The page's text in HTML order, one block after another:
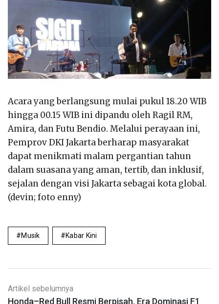
Acara yang berlangsung mulai pukul 18.20 WIB
hingga 00.15 WIB ini dipandu oleh Ragil RM,
Amira, dan Futu Bendio. Melalui perayaan ini,
Pemprov DKI Jakarta berharap masyarakat
dapat menikmati malam pergantian tahun
dalam suasana yang aman, tertib, dan inklusif,
sejalan dengan visi Jakarta sebagai kota global.
(devin; foto enny)
Musik Kabar Kini
Artikel sebelumnya
Honda–Red Bull Resmi Berpisah, Era Dominasi F1